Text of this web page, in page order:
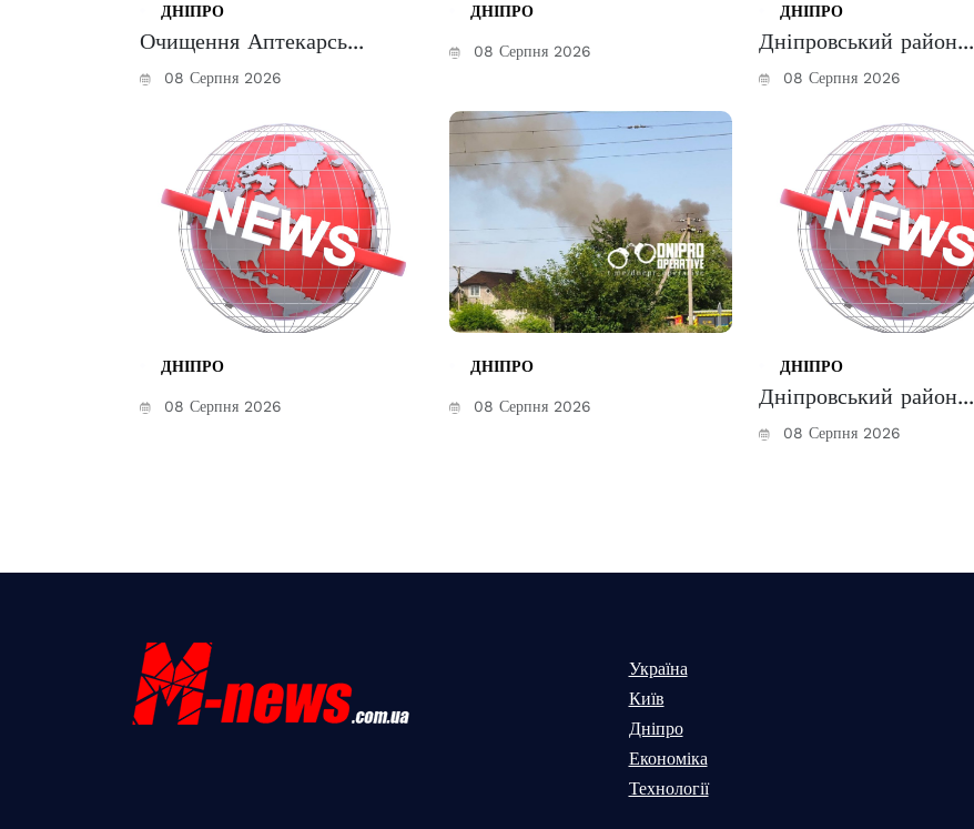
ДНІПРО
Очищення Аптекарсь...
08 Серпня 2026
ДНІПРО
08 Серпня 2026
ДНІПРО
Дніпровський район...
08 Серпня 2026
ДНІПРО
08 Серпня 2026
ДНІПРО
08 Серпня 2026
ДНІПРО
Дніпровський район...
08 Серпня 2026
Україна
Київ
Дніпро
Економіка
Технології